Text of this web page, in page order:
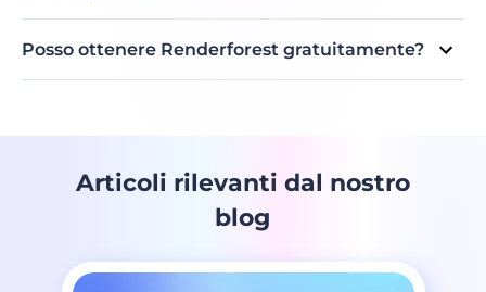
Una storia Instagram coinvolgente è quella che attira
l'attenzione dello spettatore e lo invoglia a interagire con
il contenuto. Alcuni componenti chiave che rendono una
storia coinvolgente includono immagini visivamente
Posso ottenere Renderforest gratuitamente?
Sì, puoi creare storie IG con i modelli di storie Instagram
funzionalità avanzate.
Articoli rilevanti dal nostro
blog